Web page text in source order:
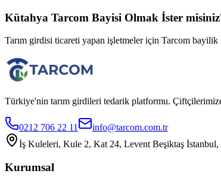
Kütahya Tarcom Bayisi Olmak İster
Tarım girdisi ticareti yapan işletmeler için Tarcom bayilik
Türkiye'nin tarım girdileri tedarik platformu.
0212 706 22 11
info@tarcom.com.tr
İş Kuleleri, Kule 2, Kat 24, Levent Beşiktaş İstanbul,
Kurumsal